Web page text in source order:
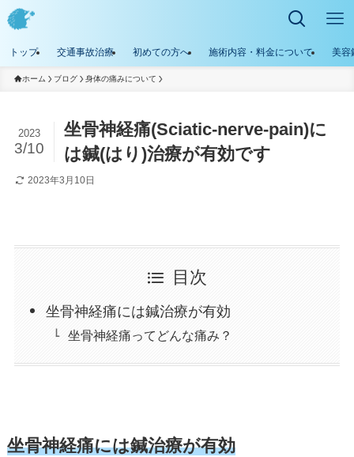
トップ 交通事故治療 初めての方へ 施術内容・料金について 美容
ホーム ブログ 身体の痛みについて
坐骨神経痛(Sciatic-nerve-pain)に
は鍼(はり)治療が有効です
2023
3/10
2023年3月10日
目次
坐骨神経痛には鍼治療が有効
坐骨神経痛ってどんな痛み？
坐骨神経痛には鍼治療が有効